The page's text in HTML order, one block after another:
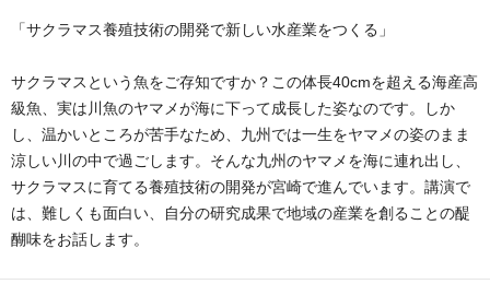
「サクラマス養殖技術の開発で新しい水産業をつくる」
サクラマスという魚をご存知ですか？この体長40cmを超える海産高
級魚、実は川魚のヤマメが海に下って成長した姿なのです。しか
し、温かいところが苦手なため、九州では一生をヤマメの姿のまま
涼しい川の中で過ごします。そんな九州のヤマメを海に連れ出し、
サクラマスに育てる養殖技術の開発が宮崎で進んでいます。講演で
は、難しくも面白い、自分の研究成果で地域の産業を創ることの醍
醐味をお話します。